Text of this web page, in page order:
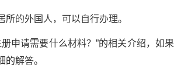
的外国人，可以自行办理。
申请需要什么材料？”的相关介绍，如果
解答。